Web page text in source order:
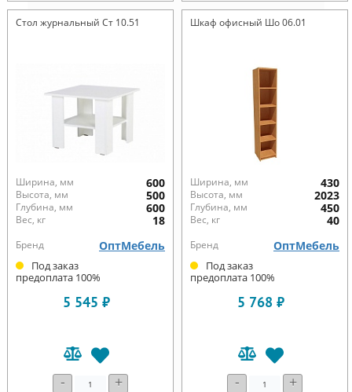
Стол журнальный Ст 10.51
Ширина, мм 600
Высота, мм 500
Глубина, мм 600
Вес, кг 18
Бренд ОптМебель
Под заказ
предоплата 100%
5 545 ₽
- +
Шкаф офисный Шо 06.01
Ширина, мм 430
Высота, мм 2023
Глубина, мм 450
Вес, кг 40
Бренд ОптМебель
Под заказ
предоплата 100%
5 768 ₽
- +